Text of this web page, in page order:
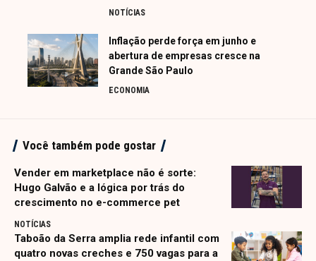
NOTÍCIAS
Inflação perde força em junho e
abertura de empresas cresce na
Grande São Paulo
ECONOMIA
Você também pode gostar
Vender em marketplace não é sorte:
Hugo Galvão e a lógica por trás do
crescimento no e-commerce pet
NOTÍCIAS
Taboão da Serra amplia rede infantil com
quatro novas creches e 750 vagas para a